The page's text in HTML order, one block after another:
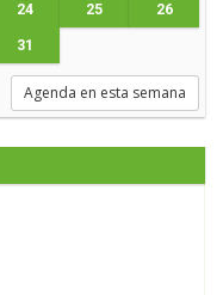
24 25 26
31
Agenda en esta semana